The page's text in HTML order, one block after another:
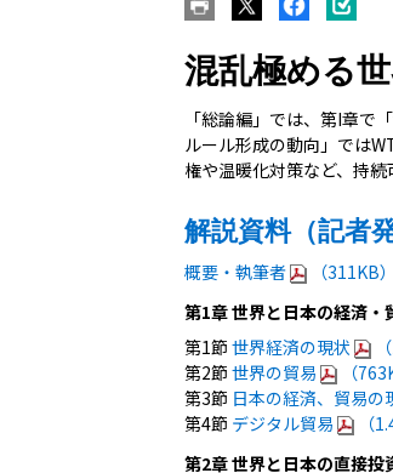
混乱極める
「総論編」では、第I章
ルール形成の動向」では
権や温暖化対策など、持続
解説資料（記者発
概要・執筆者
（311KB）
第1章 世界と日本の経済・
第1節 世界経済の現状
第2節 世界の貿易
（
第3節 日本の経済、貿易の
第4節 デジタル貿易
（
第2章 世界と日本の直接投